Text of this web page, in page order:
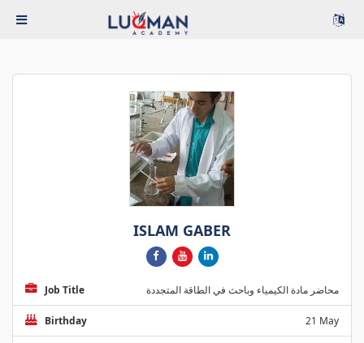
ISLAM GABER
Job Title محاضر مادة الكيمياء وباحث في الطاقة المتجددة
Birthday 21 May